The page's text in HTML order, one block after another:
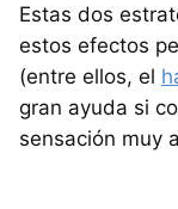
Estas dos
estos efectos
(entre ellos, el
gran ayuda si
sensación muy